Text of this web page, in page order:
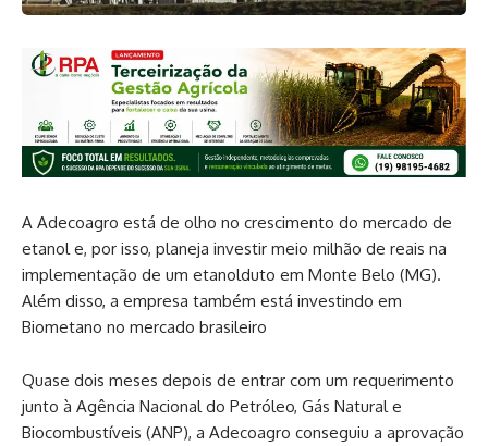
A Adecoagro está de olho no crescimento do mercado de
etanol e, por isso, planeja investir meio milhão de reais na
implementação de um etanolduto em Monte Belo (MG).
Além disso, a empresa também está investindo em
Biometano no mercado brasileiro
Quase dois meses depois de entrar com um requerimento
junto à Agência Nacional do Petróleo, Gás Natural e
Biocombustíveis (ANP), a Adecoagro conseguiu a aprovação